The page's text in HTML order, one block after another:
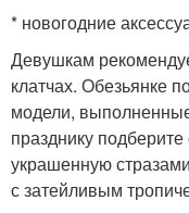
* новогодние
Девушкам
клатчах. Обезьянке
модели,
празднику
украшенную
с затейливым